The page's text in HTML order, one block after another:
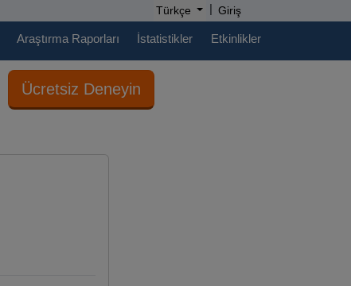
Türkçe | Giriş
Araştırma Raporları İstatistikler Etkinlikler
Ücretsiz Deneyin